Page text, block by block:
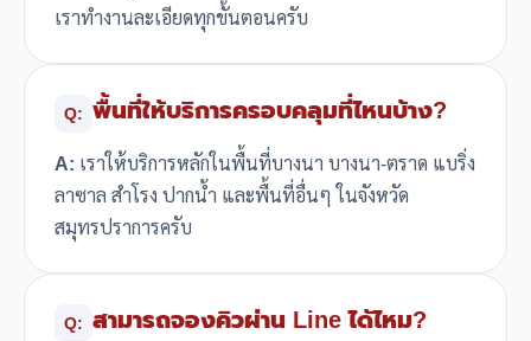
เราทำงานละเอียดทุกขั้นตอนครับ
Q: พื้นที่ให้บริการครอบคลุมที่ไหนบ้าง?
A: เราให้บริการหลักในพื้นที่บางนา บางนา-ตราด แบริ่ง
ลาซาล สำโรง ปากน้ำ และพื้นที่อื่นๆ ในจังหวัด
สมุทรปราการครับ
Q: สามารถจองคิวผ่าน Line ได้ไหม?